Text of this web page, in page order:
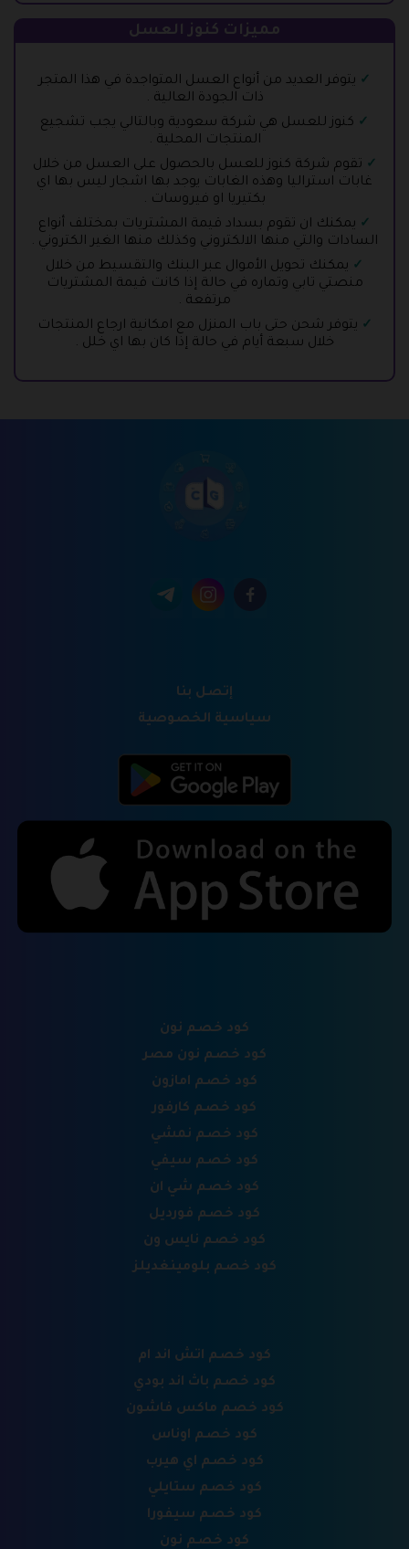
مميزات كنوز العسل
يتوفر العديد من أنواع العسل المتواجدة في هذا المتجر
ذات الجودة العالية .
كنوز للعسل هي شركة سعودية وبالتالي يجب تشجيع
المنتجات المحلية .
تقوم شركة كنوز للعسل بالحصول على العسل من خلال
غابات استراليا وهذه الغابات يوجد بها اشجار ليس بها اي
بكتيريا او فيروسات .
يمكنك ان تقوم بسداد قيمة المشتريات بمختلف أنواع
السادات والتي منها الالكتروني وكذلك منها الغير الكتروني .
يمكنك تحويل الأموال عبر البنك والتقسيط من خلال
منصتي تابي وتماره في حالة إذا كانت قيمة المشتريات
مرتفعة .
يتوفر شحن حتى باب المنزل مع امكانية ارجاع المنتجات
خلال سبعة أيام في حالة إذا كان بها اي خلل .
إتصل بنا
سياسية الخصوصية
كود خصم نون
كود خصم نون مصر
كود خصم امازون
كود خصم كارفور
كود خصم نمشي
كود خصم سيفي
كود خصم شي ان
كود خصم فورديل
كود خصم نايس ون
كود خصم بلومينغديلز
كود خصم اتش اند ام
كود خصم باث اند بودي
كود خصم ماكس فاشون
كود خصم اوناس
كود خصم اي هيرب
كود خصم ستايلي
كود خصم سيفورا
كود خصم نون